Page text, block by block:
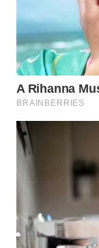
WN
BOGOR
WN
DEPOK
WN
SAMOSIR